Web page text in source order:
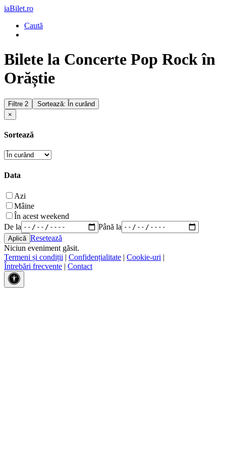
iaBilet.ro
Caută
Bilete la Concerte Pop Rock în
Orăștie
Filtre 2
Sortează: În curând
×
Sortează
Data
Azi
Mâine
În acest weekend
De la
Până la
Resetează
Niciun eveniment găsit.
Termeni și condiții | Confidențialitate | Cookie-uri |
Întrebări frecvente | Contact